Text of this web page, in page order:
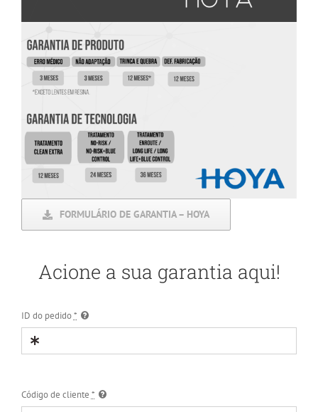
FORMULÁRIO DE GARANTIA – HOYA
Acione a sua garantia aqui!
ID do pedido*
Código de cliente *